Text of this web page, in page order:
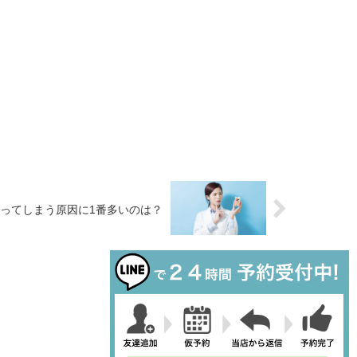
てしまう原因に1番多いのは？